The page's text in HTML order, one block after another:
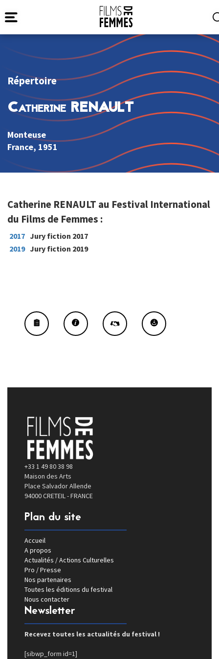
Répertoire
Catherine RENAULT
Monteuse
France, 1951
Catherine RENAULT au Festival International
du Films de Femmes :
2017 Jury fiction 2017
2019 Jury fiction 2019
+33 1 49 80 38 98
Maison des Arts
Place Salvador Allende
94000 CRETEIL - FRANCE
Plan du site
Accueil
A propos
Actualités / Actions Culturelles
Pro / Presse
Nos partenaires
Toutes les éditions du festival
Nous contacter
Newsletter
Recevez toutes les actualités du festival !
[sibwp_form id=1]